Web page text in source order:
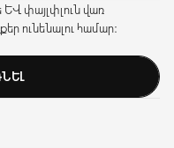
և փայլփլուն վառ
ունենալու համար։